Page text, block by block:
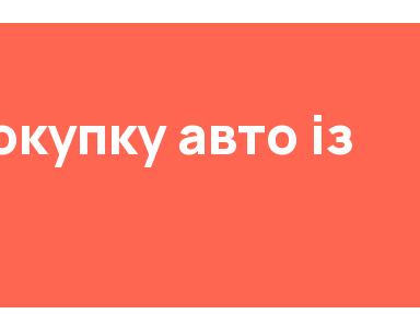
авто із